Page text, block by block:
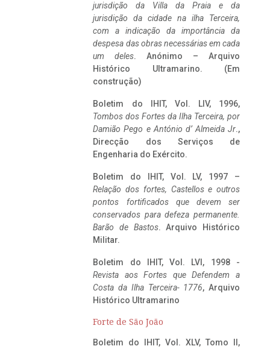
jurisdição da Villa da Praia e da
jurisdição da cidade na ilha Terceira,
com a indicação da importância da
despesa das obras necessárias em cada
um deles. Anónimo – Arquivo
Histórico Ultramarino. (Em
construção)
Boletim do IHIT, Vol. LIV, 1996,
Tombos dos Fortes da Ilha Terceira, por
Damião Pego e António d’ Almeida Jr.,
Direcção dos Serviços de
Engenharia do Exército.
Boletim do IHIT, Vol. LV, 1997 –
Relação dos fortes, Castellos e outros
pontos fortificados que devem ser
conservados para defeza permanente.
Barão de Bastos. Arquivo Histórico
Militar.
Boletim do IHIT, Vol. LVI, 1998 -
Revista aos Fortes que Defendem a
Costa da Ilha Terceira- 1776, Arquivo
Histórico Ultramarino
Forte de São João
Boletim do IHIT, Vol. XLV, Tomo II,